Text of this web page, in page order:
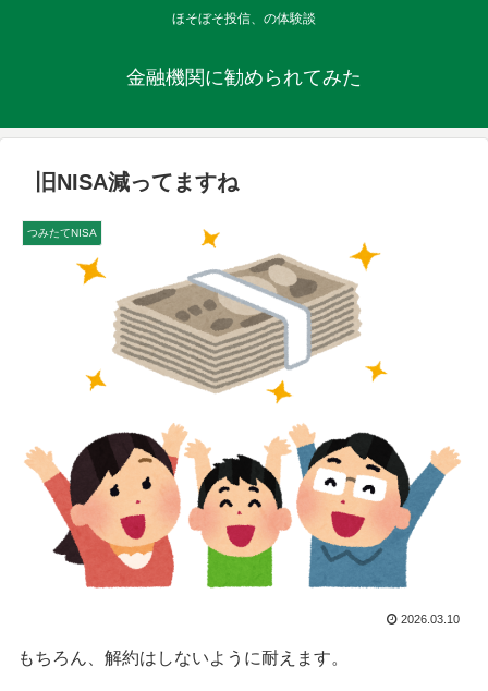
ほそぼそ投信、の体験談
金融機関に勧められてみた
旧NISA減ってますね
つみたてNISA
2026.03.10
もちろん、解約はしないように耐えます。